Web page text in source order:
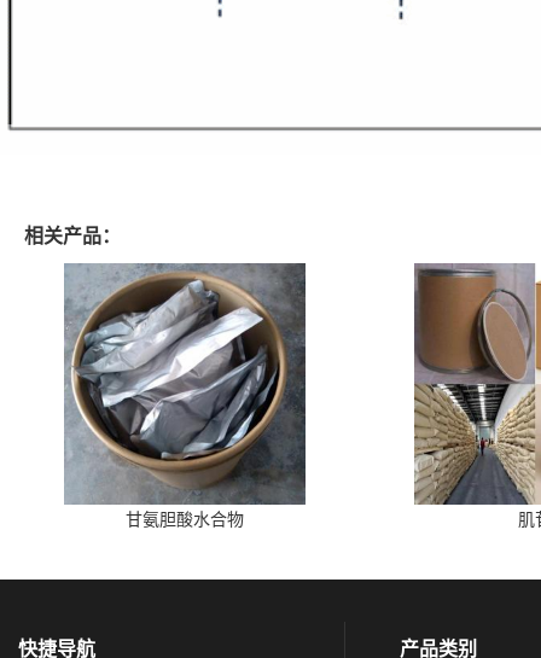
相关产品：
甘氨胆酸水合物 肌
快捷导航 产品类别